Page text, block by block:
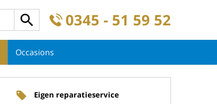
0345 - 51 59 52
Occasions
Eigen reparatieservice